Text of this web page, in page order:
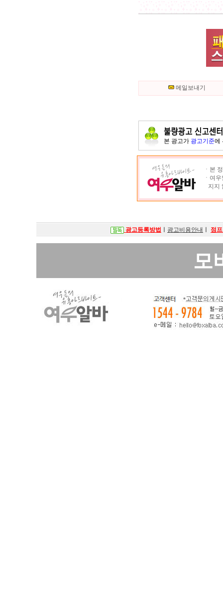
메일보내기
본 광고가 광고기준에
ㆍ본
ㆍ여
지지
광고등록방법 광고비용안내 점
모